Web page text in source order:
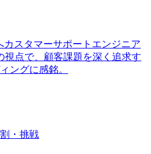
カスタマーサポートエンジニア
視点で、顧客課題を深く追求す
ングに感銘。
・挑戦